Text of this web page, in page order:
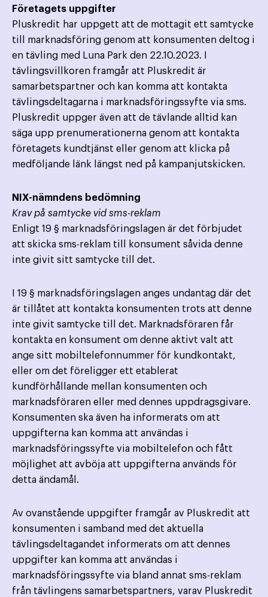
Företagets uppgifter
Pluskredit har uppgett att de mottagit ett samtycke
till marknadsföring genom att konsumenten deltog i
en tävling med Luna Park den 22.10.2023. I
tävlingsvillkoren framgår att Pluskredit är
samarbetspartner och kan komma att kontakta
tävlingsdeltagarna i marknadsföringssyfte via sms.
Pluskredit uppger även att de tävlande alltid kan
säga upp prenumerationerna genom att kontakta
företagets kundtjänst eller genom att klicka på
medföljande länk längst ned på kampanjutskicken.
NIX-nämndens bedömning
Krav på samtycke vid sms-reklam
Enligt 19 § marknadsföringslagen är det förbjudet
att skicka sms-reklam till konsument såvida denne
inte givit sitt samtycke till det.
I 19 § marknadsföringslagen anges undantag där det
är tillåtet att kontakta konsumenten trots att denne
inte givit samtycke till det. Marknadsföraren får
kontakta en konsument om denne aktivt valt att
ange sitt mobiltelefonnummer för kundkontakt,
eller om det föreligger ett etablerat
kundförhållande mellan konsumenten och
marknadsföraren eller med dennes uppdragsgivare.
Konsumenten ska även ha informerats om att
uppgifterna kan komma att användas i
marknadsföringssyfte via mobiltelefon och fått
möjlighet att avböja att uppgifterna används för
detta ändamål.
Av ovanstående uppgifter framgår av Pluskredit att
konsumenten i samband med det aktuella
tävlingsdeltagandet informerats om att dennes
uppgifter kan komma att användas i
marknadsföringssyfte via bland annat sms-reklam
från tävlingens samarbetspartners, varav Pluskredit